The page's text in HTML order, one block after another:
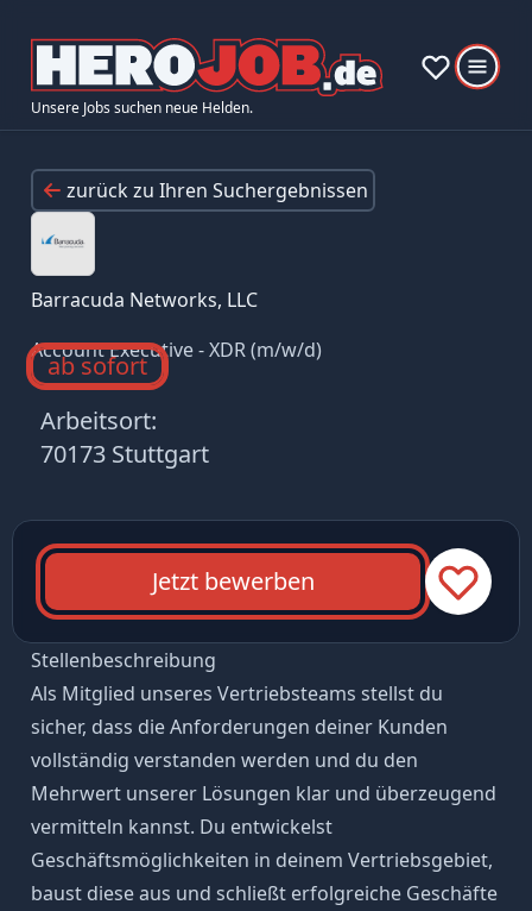
Unsere Jobs suchen neue Helden.
zurück zu Ihren Suchergebnissen
Barracuda Networks, LLC
Account Executive - XDR (m/w/d)
ab sofort
Arbeitsort:
70173 Stuttgart
Jetzt bewerben
Stellenbeschreibung
Als Mitglied unseres Vertriebsteams stellst du
sicher, dass die Anforderungen deiner Kunden
vollständig verstanden werden und du den
Mehrwert unserer Lösungen klar und überzeugend
vermitteln kannst. Du entwickelst
Geschäftsmöglichkeiten in deinem Vertriebsgebiet,
baust diese aus und schließt erfolgreiche Geschäfte